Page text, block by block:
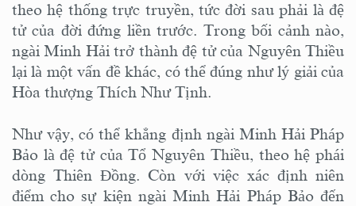
theo hệ thống trực truyền, tức đời sau phải là đệ
tử của đời đứng liền trước. Trong bối cảnh nào,
ngài Minh Hải trở thành đệ tử của Nguyên Thiều
lại là một vấn đề khác, có thể đúng như lý giải của
Hòa thượng Thích Như Tịnh.
Như vậy, có thể khẳng định ngài Minh Hải Pháp
Bảo là đệ tử của Tổ Nguyên Thiều, theo hệ phái
dòng Thiên Đồng. Còn với việc xác định niên
điểm cho sự kiện ngài Minh Hải Pháp Bảo đến